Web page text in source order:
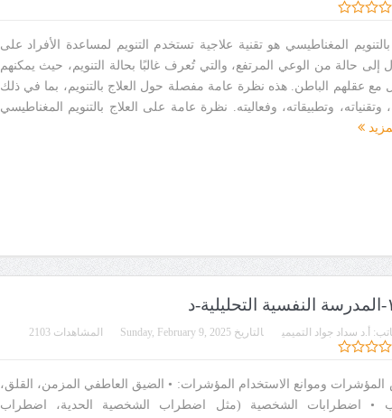
بالتنويم المغناطيسي هو تقنية علاجية تستخدم التنويم لمساعدة الأفراد على
إلى حالة من الوعي المرتفع، والتي تُعرف غالبًا بحالة التنويم، حيث يمكنهم
مع عقلهم الباطن. هذه نظرة عامة مفصلة حول العلاج بالتنويم، بما في ذلك
وتقنياته، وتطبيقاته، وفعاليته. نظرة عامة على العلاج بالتنويم المغناطيسي
أ.د سداد جواد التميمي التاريخSunday, February 9, 2025 المشاهدات 2103
وموانع الاستخدام المؤشرات: • الضيق العاطفي المزمن، القلق،
• اضطرابات الشخصية (مثل اضطراب الشخصية الحدية، اضطراب